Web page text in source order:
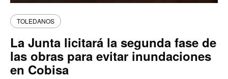
TOLEDANOS
La Junta licitará la segunda fase de
las obras para evitar inundaciones
en Cobisa